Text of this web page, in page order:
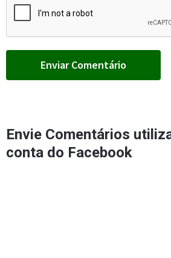
Envie Comentários
conta do Facebook